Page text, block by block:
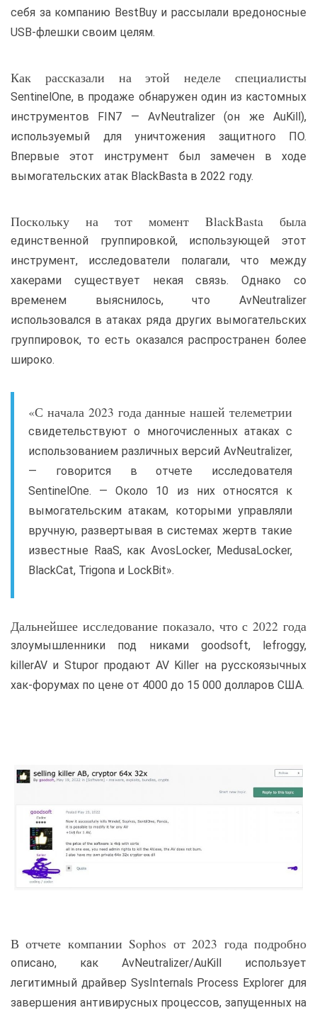
себя за компанию BestBuy и рассылали вредоносные
USB-флешки своим целям.
Как рассказали на этой неделе специалисты
SentinelOne, в продаже обнаружен один из кастомных
инструментов FIN7 — AvNeutralizer (он же AuKill),
используемый для уничтожения защитного ПО.
Впервые этот инструмент был замечен в ходе
вымогательских атак BlackBasta в 2022 году.
Поскольку на тот момент BlackBasta была
единственной группировкой, использующей этот
инструмент, исследователи полагали, что между
хакерами существует некая связь. Однако со
временем выяснилось, что AvNeutralizer
использовался в атаках ряда других вымогательских
группировок, то есть оказался распространен более
широко.
«С начала 2023 года данные нашей телеметрии
свидетельствуют о многочисленных атаках с
использованием различных версий AvNeutralizer,
— говорится в отчете исследователя
SentinelOne. — Около 10 из них относятся к
вымогательским атакам, которыми управляли
вручную, развертывая в системах жертв такие
известные RaaS, как AvosLocker, MedusaLocker,
BlackCat, Trigona и LockBit».
Дальнейшее исследование показало, что с 2022 года
злоумышленники под никами goodsoft, lefroggy,
killerAV и Stupor продают AV Killer на русскоязычных
хак-форумах по цене от 4000 до 15 000 долларов США.
В отчете компании Sophos от 2023 года подробно
описано, как AvNeutralizer/AuKill использует
легитимный драйвер SysInternals Process Explorer для
завершения антивирусных процессов, запущенных на